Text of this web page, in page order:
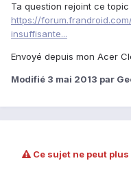
Ta question rejoint ce topic
https://
insuffisante...
Envoyé depuis mon Acer
Modifié 3 mai 2013 par
Ce sujet ne peut